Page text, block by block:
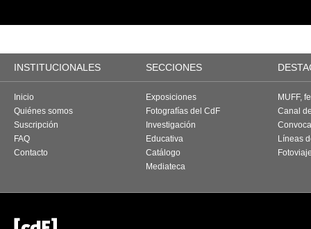
INSTITUCIONALES SECCIONES
Inicio
Quiénes somos
Suscripción
FAQ
Contacto
Exposiciones
Fotografías del CdF
Investigación
Educativa
Catálogo
Mediateca
MUFF,
Canal
Líneas